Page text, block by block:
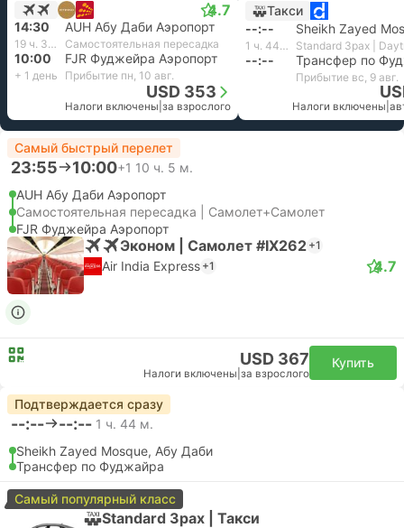
4.7
14:30 AUH Абу Даби Аэропорт
19 ч. 30 м. Самостоятельная пересадка
10:00 FJR Фуджейра Аэропорт
+ 1 день Прибытие пн, 10 авг.
USD 353
Налоги включены за взрослого
Такси
--:--
1 ч. 44 м.
--:-- Трансфер по
Прибытие вс, 9 авг.
Налоги включены
Самый быстрый перелет
23:55 10:00+1 10 ч. 5 м.
AUH Абу Даби Аэропорт
Самостоятельная пересадка | Самолет+Самолет
FJR Фуджейра Аэропорт
Эконом | Самолет #IX262 +1
Air India Express +1 4.7
USD 367
Налоги включены за взрослого
Купить
Подтверждается сразу
--:-- --:-- 1 ч. 44 м.
Sheikh Zayed Mosque, Абу Даби
Трансфер по Фуджайра
Самый популярный класс
Standard 3pax | Такси